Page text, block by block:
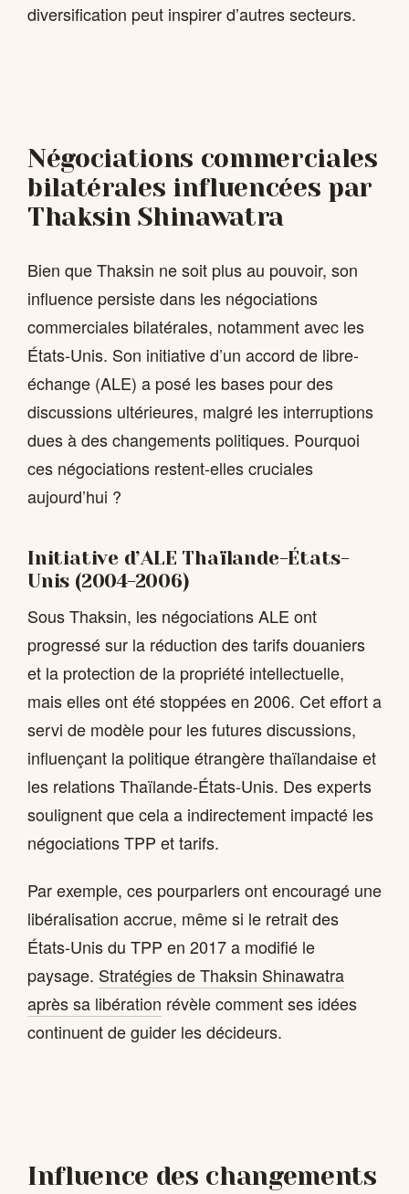
diversification peut inspirer d’autres secteurs.
Négociations commerciales
bilatérales influencées par
Thaksin Shinawatra
Bien que Thaksin ne soit plus au pouvoir, son
influence persiste dans les négociations
commerciales bilatérales, notamment avec les
États-Unis. Son initiative d’un accord de libre-
échange (ALE) a posé les bases pour des
discussions ultérieures, malgré les interruptions
dues à des changements politiques. Pourquoi
ces négociations restent-elles cruciales
aujourd’hui ?
Initiative d’ALE Thaïlande-États-
Unis (2004-2006)
Sous Thaksin, les négociations ALE ont
progressé sur la réduction des tarifs douaniers
et la protection de la propriété intellectuelle,
mais elles ont été stoppées en 2006. Cet effort a
servi de modèle pour les futures discussions,
influençant la politique étrangère thaïlandaise et
les relations Thaïlande-États-Unis. Des experts
soulignent que cela a indirectement impacté les
négociations TPP et tarifs.
Par exemple, ces pourparlers ont encouragé une
libéralisation accrue, même si le retrait des
États-Unis du TPP en 2017 a modifié le
paysage. Stratégies de Thaksin Shinawatra
après sa libération révèle comment ses idées
continuent de guider les décideurs.
Influence des changements